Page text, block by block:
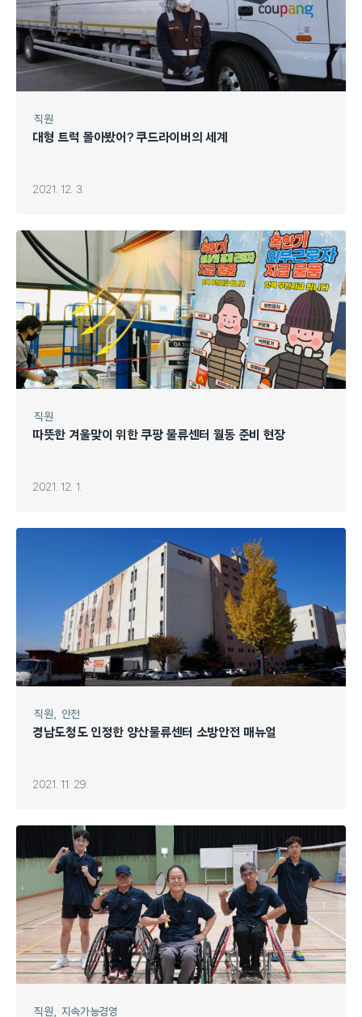
직원
대형 트럭 몰아봤어? 쿠드라이버의 세계
2021. 12. 3.
직원
따뜻한 겨울맞이 위한 쿠팡 물류센터 월동 준비 현장
2021. 12. 1.
직원 안전
경남도청도 인정한 양산물류센터 소방안전 매뉴얼
2021. 11. 29.
직원 지속가능경영